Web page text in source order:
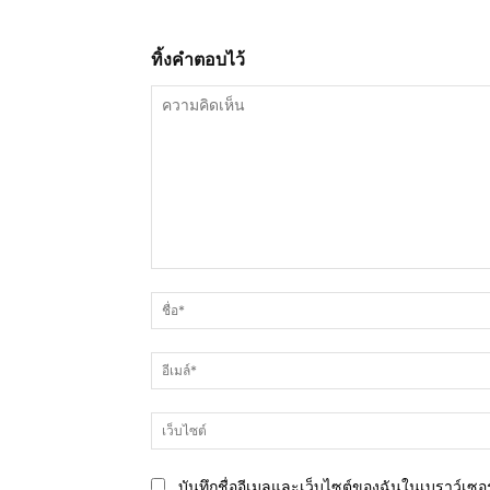
ทิ้งคำตอบไว้
คิด
เห็น
บันทึกชื่ออีเมลและเว็บไซต์ของฉันในเบราว์เ